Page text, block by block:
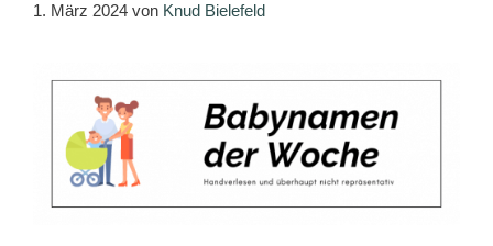
1. März 2024 von Knud Bielefeld